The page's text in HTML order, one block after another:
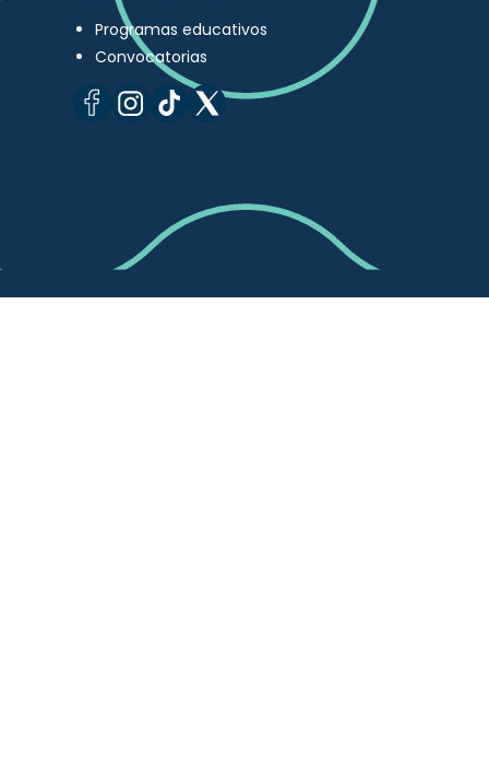
Programas educativos
Convocatorias